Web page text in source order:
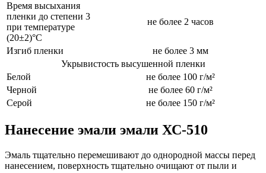
Время высыхания
пленки до степени 3
при температуре
(20±2)°С
не более 2 часов
Изгиб пленки
не более 3 мм
Укрывистость высушенной пленки
Белой
не более 100 г/м²
Черной
не более 60 г/м²
Серой
не более 150 г/м²
Нанесение эмали эмали ХС-510
Эмаль тщательно перемешивают до однородной массы перед
нанесением, поверхность тщательно очищают от пыли и